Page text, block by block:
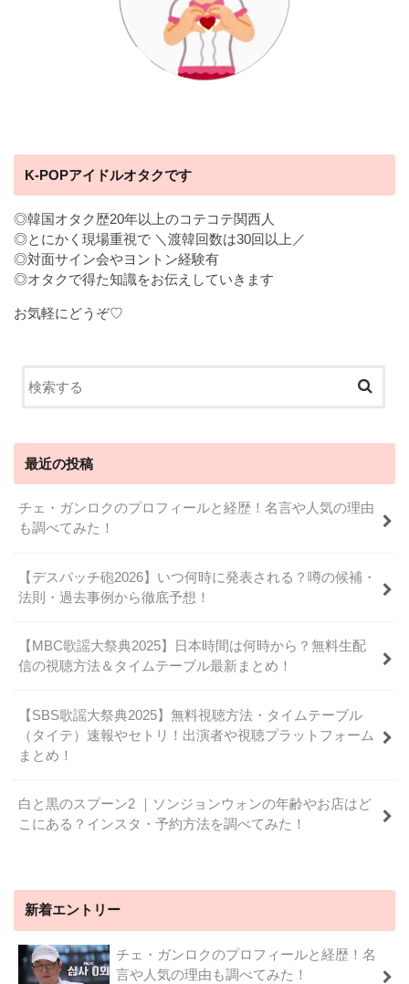
K-POPアイドルオタクです
◎韓国オタク歴20年以上のコテコテ関西人
◎とにかく現場重視で ＼渡韓回数は30回以上／
◎対面サイン会やヨントン経験有
◎オタクで得た知識をお伝えしていきます
お気軽にどうぞ♡
最近の投稿
チェ・ガンロクのプロフィールと経歴！名言や人気の理由
も調べてみた！
【デスパッチ砲2026】いつ何時に発表される？噂の候補・
法則・過去事例から徹底予想！
【MBC歌謡大祭典2025】日本時間は何時から？無料生配
信の視聴方法＆タイムテーブル最新まとめ！
【SBS歌謡大祭典2025】無料視聴方法・タイムテーブル
（タイテ）速報やセトリ！出演者や視聴プラットフォーム
まとめ！
白と黒のスプーン2 ｜ソンジョンウォンの年齢やお店はど
こにある？インスタ・予約方法を調べてみた！
新着エントリー
チェ・ガンロクのプロフィールと経歴！名
言や人気の理由も調べてみた！